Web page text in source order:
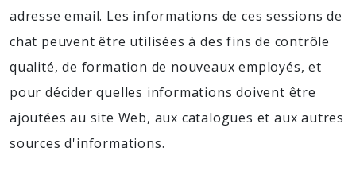
adresse email. Les informations de ces sessions de
chat peuvent être utilisées à des fins de contrôle
qualité, de formation de nouveaux employés, et
pour décider quelles informations doivent être
ajoutées au site Web, aux catalogues et aux autres
sources d'informations.